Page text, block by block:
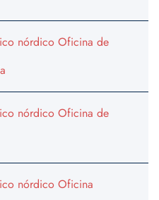
nórdico Oficina de
nórdico Oficina de
nórdico Oficina